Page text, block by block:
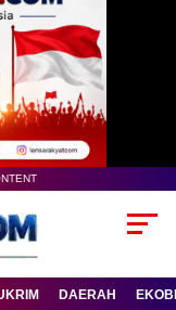
DAERAH